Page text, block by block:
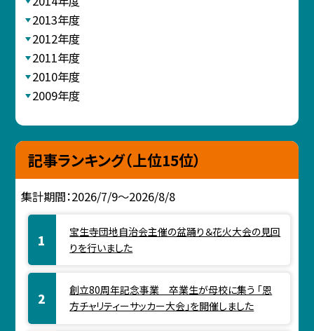
2013年度
2012年度
2011年度
2010年度
2009年度
記事ランキング（上位15位）
集計期間：2026/7/9～2026/8/8
宝生寺団地自治会主催の盆踊り＆花火大会の見回
りを行いました
創立80周年記念事業 卒業生が母校に集う 「恩
方チャリティーサッカー大会」を開催しました